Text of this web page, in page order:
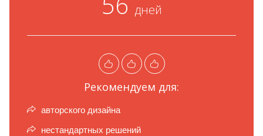
дней
Рекомендуем для:
авторского дизайна
нестандартных решений